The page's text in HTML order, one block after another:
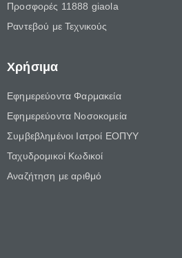
Προσφορές 11888 giaola
Ραντεβού με Τεχνικούς
Χρήσιμα
Εφημερεύοντα Φαρμακεία
Εφημερεύοντα Νοσοκομεία
Συμβεβλημένοι Ιατροί ΕΟΠΥΥ
Ταχυδρομικοί Κωδικοί
Αναζήτηση με αριθμό